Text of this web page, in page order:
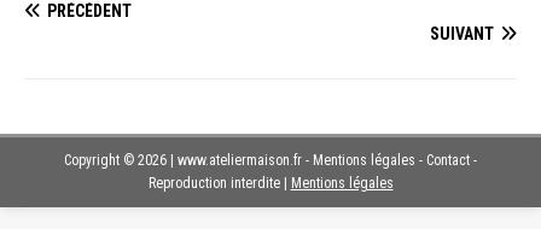
PRÉCÉDENT
SUIVANT
Copyright © 2026 | www.ateliermaison.fr - Mentions légales - Contact -
Reproduction interdite
Mentions légales